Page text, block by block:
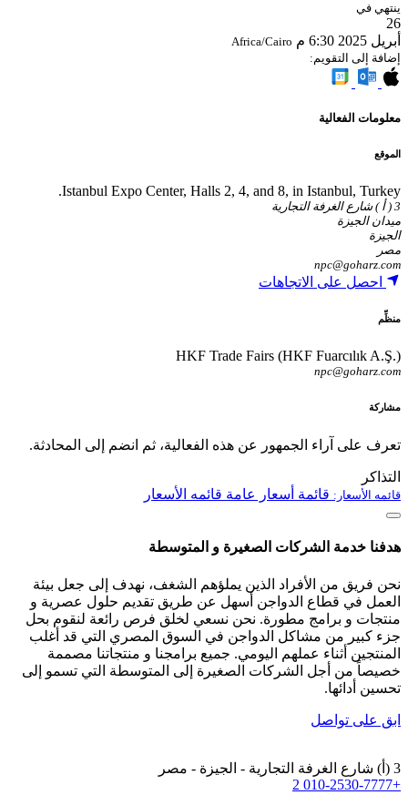
ينتهي في
26
أبريل 2025
6:30 م
Africa/Cairo
إضافة إلى التقويم:
معلومات الفعالية
الموقع
Istanbul Expo Center, Halls 2, 4, and 8, in Istanbul, Turkey.
3 ( أ ) شارع الغرفة التجارية
ميدان الجيزة
الجيزة
مصر
npc@goharz.com
احصل على الاتجاهات
منظِّم
HKF Trade Fairs (HKF Fuarcılık A.Ş.)
npc@goharz.com
مشاركة
تعرف على آراء الجمهور عن هذه الفعالية، ثم انضم إلى المحادثة.
التذاكر
قائمه الأسعار: قائمة أسعار عامة قائمه الأسعار
هدفنا خدمة الشركات الصغيرة و المتوسطة
نحن فريق من الأفراد الذين يملؤهم الشغف، نهدف إلى جعل بيئة
العمل في قطاع الدواجن أسهل عن طريق تقديم حلول عصرية و
منتجات و برامج مطورة. نحن نسعي لخلق فرص رائعة لنقوم بحل
جزء كبير من مشاكل الدواجن في السوق المصري التي قد أغلب
المنتجين أثناء عملهم اليومي. جميع برامجنا و منتجاتنا مصممة
خصيصاً من أجل الشركات الصغيرة إلى المتوسطة التي تسمو إلى
تحسين أدائها.
ابق على تواصل
3 (أ) شارع الغرفة التجارية - الجيزة - مصر
+2 010-2530-7777